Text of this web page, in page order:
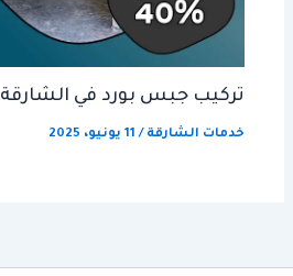
تركيب جبس بورد في الشارقة
خدمات الشارقة / 11 يونيو، 2025